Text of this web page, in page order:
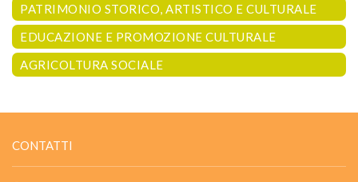
PATRIMONIO STORICO, ARTISTICO E CULTURALE
EDUCAZIONE E PROMOZIONE CULTURALE
AGRICOLTURA SOCIALE
CONTATTI